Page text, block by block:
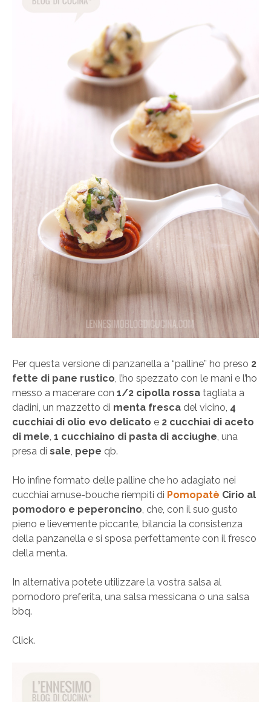
Per questa versione di panzanella a “palline” ho preso 2
fette di pane rustico , l’ho spezzato con le mani e l’ho
messo a macerare con 1/2 cipolla rossa tagliata a
dadini, un mazzetto di menta fresca del vicino, 4
cucchiai di olio evo delicato e 2 cucchiai di aceto
di mele 1 cucchiaino di pasta di acciughe , una
presa di sale pepe qb.
Ho infine formato delle palline che ho adagiato nei
cucchiai amuse-bouche riempiti di Pomopatè Cirio al
pomodoro e peperoncino , che, con il suo gusto
pieno e lievemente piccante, bilancia la consistenza
della panzanella e si sposa perfettamente con il fresco
della menta.
In alternativa potete utilizzare la vostra salsa al
pomodoro preferita, una salsa messicana o una salsa
bbq.
Click.